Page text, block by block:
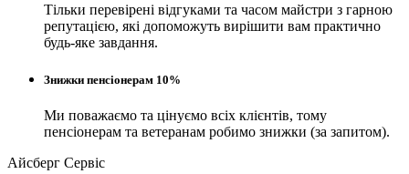
Тільки перевірені відгуками та часом майстри з гарною
репутацією, які допоможуть вирішити вам практично
будь-яке завдання.
Знижки пенсіонерам 10%
Ми поважаємо та цінуємо всіх клієнтів, тому
пенсіонерам та ветеранам робимо знижки (за запитом).
Айсберг Сервіс